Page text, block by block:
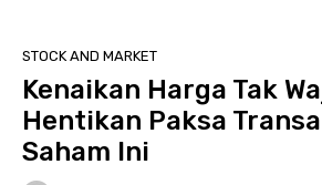
STOCK AND MARKET
Kenaikan Harga Tak
Hentikan Paksa
Saham Ini